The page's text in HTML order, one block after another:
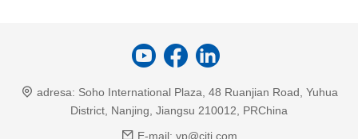
adresa: Soho International Plaza, 48 Ruanjian Road, Yuhua
District, Nanjing, Jiangsu 210012, PRChina
E-mail: yp@cjti.com